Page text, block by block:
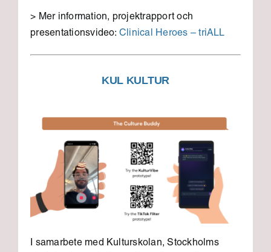
> Mer information, projektrapport och
presentationsvideo: Clinical Heroes – triALL
KUL KULTUR
I samarbete med Kulturskolan, Stockholms